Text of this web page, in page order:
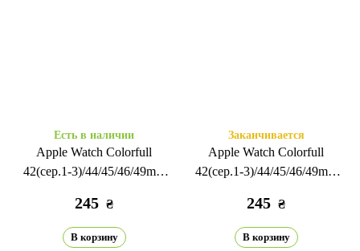
Есть в наличии
Apple Watch Colorfull
42(сер.1-3)/44/45/46/49mm
245 ₴
В корзину
Заканчивается
Apple Watch Colorfull
42(сер.1-3)/44/45/46/49mm
245 ₴
В корзину